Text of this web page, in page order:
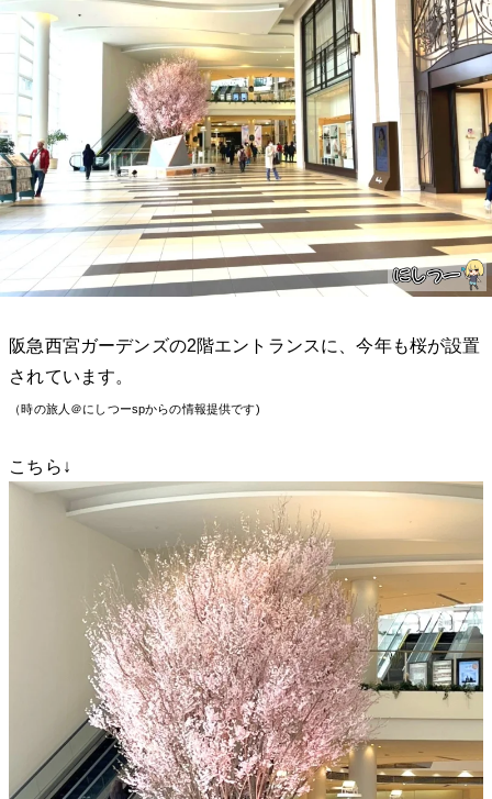
阪急西宮ガーデンズの2階エントランスに、今年も桜が設置
されています。
（時の旅人＠にしつーspからの情報提供です)
こちら↓